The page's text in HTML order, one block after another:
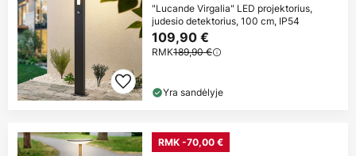
"Lucande Virgalia" LED projektorius,
judesio detektorius, 100 cm, IP54
109,90 €
RMK189,90 €
Yra sandėlyje
RMK -70,00 €